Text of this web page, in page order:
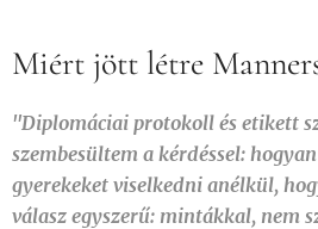
Miért jött létre
"Diplomáciai protokoll és etikett
szembesültem a kérdéssel:
gyerekeket viselkedni anélkül,
válasz egyszerű: mintákkal, nem